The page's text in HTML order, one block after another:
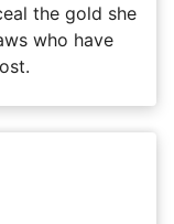
the gold she
who have